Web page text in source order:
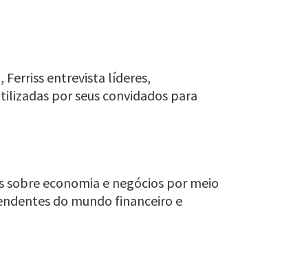
Ferriss entrevista líderes,
por seus convidados para
economia e negócios por meio
do mundo financeiro e